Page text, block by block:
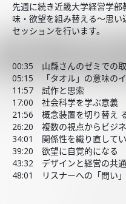
先週に続き近畿大学経営学
味・欲望を組み替える～思
セッションを行います。
00:35 山縣さんのゼミでの
05:15 「タオル」の意味の
11:57 試作と思索
17:00 社会科学を学ぶ意義
21:56 概念装置を切り替え
26:20 複数の視点からビジ
34:01 関係性を織り直して
39:20 欲望に自覚的になる
43:32 デザインと経営の共
48:01 リスナーへの「問い」